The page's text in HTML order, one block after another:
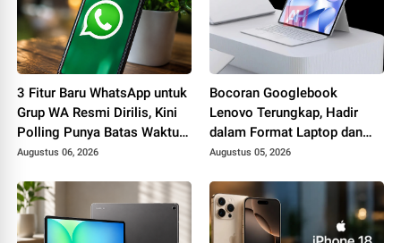
3 Fitur Baru WhatsApp untuk
Grup WA Resmi Dirilis, Kini
Polling Punya Batas Waktu
hingga Fitur @all
Augustus 06, 2026
Bocoran Googlebook
Lenovo Terungkap, Hadir
dalam Format Laptop dan
Tablet 2-in-1 dengan
Augustus 05, 2026